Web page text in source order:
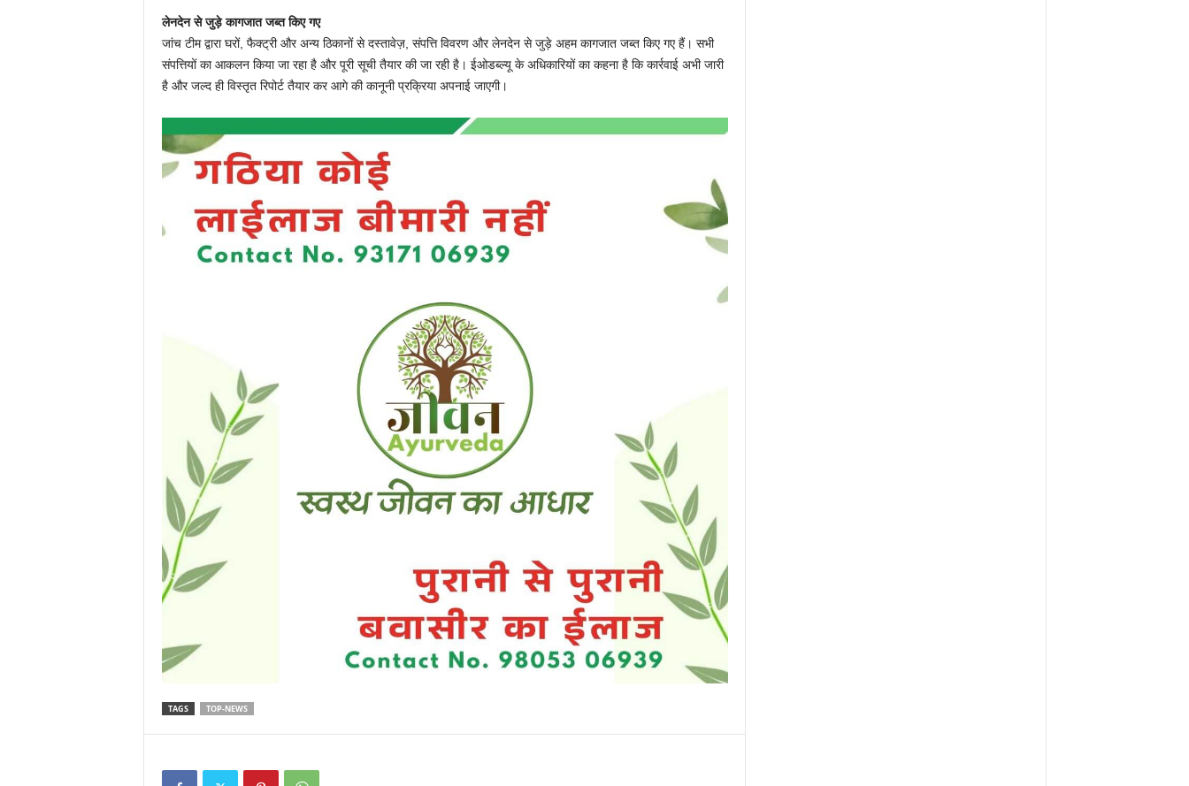
लेनदेन से जुड़े कागजात जब्त किए गए
जांच टीम द्वारा घरों, फैक्ट्री और अन्य ठिकानों से दस्तावेज़, संपत्ति विवरण और लेनदेन से जुड़े अहम कागजात जब्त किए गए हैं। सभी
संपत्तियों का आकलन किया जा रहा है और पूरी सूची तैयार की जा रही है। ईओडब्ल्यू के अधिकारियों का कहना है कि कार्रवाई अभी जारी
है और जल्द ही विस्तृत रिपोर्ट तैयार कर आगे की कानूनी प्रक्रिया अपनाई जाएगी।
TAGS TOP-NEWS